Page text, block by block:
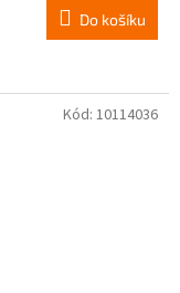
Do košíku
Kód: 10114036